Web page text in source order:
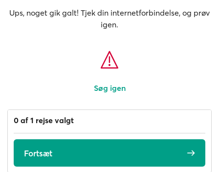
Ups, noget gik galt! Tjek din internetforbindelse, og prøv
igen.
Søg igen
0 af 1 rejse valgt
Fortsæt